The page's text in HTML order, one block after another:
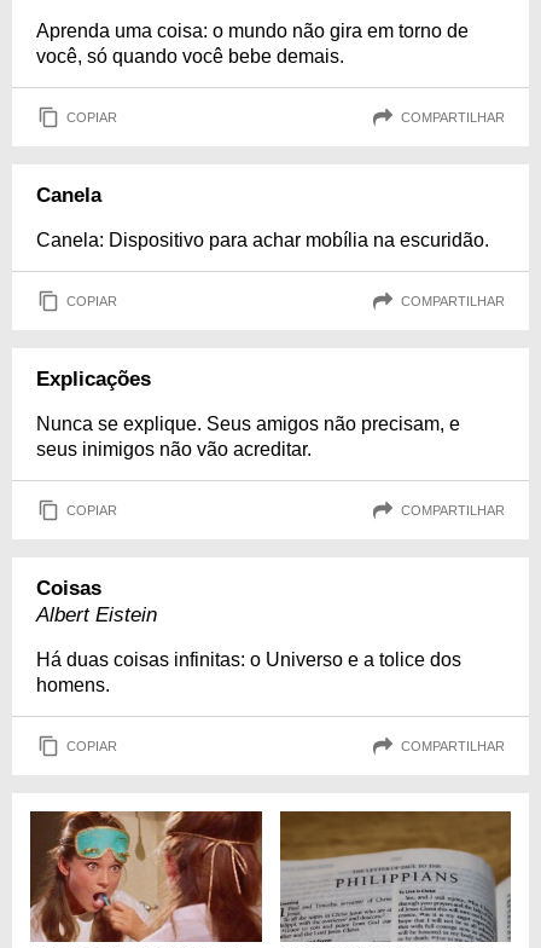
Aprenda uma coisa: o mundo não gira em torno de
você, só quando você bebe demais.
COPIAR COMPARTILHAR
Canela
Canela: Dispositivo para achar mobília na escuridão.
COPIAR COMPARTILHAR
Explicações
Nunca se explique. Seus amigos não precisam, e
seus inimigos não vão acreditar.
COPIAR COMPARTILHAR
Coisas
Albert Eistein
Há duas coisas infinitas: o Universo e a tolice dos
homens.
COPIAR COMPARTILHAR